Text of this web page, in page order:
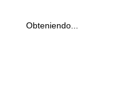
Obteniendo...